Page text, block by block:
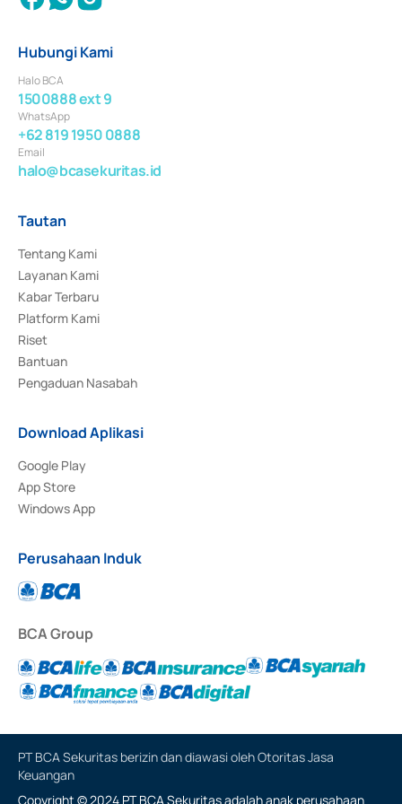
Hubungi Kami
Halo BCA
1500888 ext 9
WhatsApp
+62 819 1950 0888
Email
halo@bcasekuritas.id
Tautan
Tentang Kami
Layanan Kami
Kabar Terbaru
Platform Kami
Riset
Bantuan
Pengaduan Nasabah
Download Aplikasi
Google Play
App Store
Windows App
Perusahaan Induk
BCA Group
PT BCA Sekuritas berizin dan diawasi oleh Otoritas Jasa
Keuangan
Copyright © 2024 PT BCA Sekuritas adalah anak perusahaan